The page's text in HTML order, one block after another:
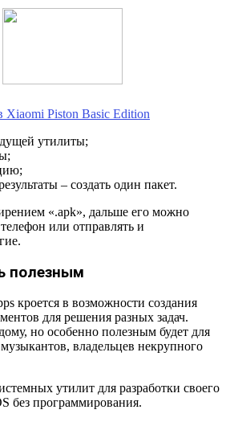
Xiaomi Piston Basic Edition
утилиты;
– создать один пакет.
«.apk», дальше его можно
или отправлять и
полезным
кроется в возможности создания
для решения разных задач.
но особенно полезным будет для
владельцев некрупного
утилит для разработки своего
программирования.